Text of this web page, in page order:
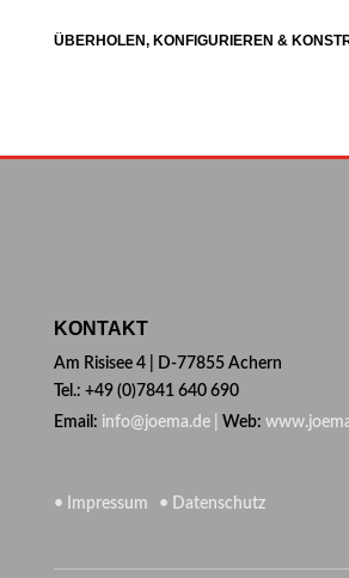
ÜBERHOLEN, KONFIGURIEREN &
KONTAKT
Am Risisee 4 | D-77855 Achern
Tel.: +49 (0)7841 640 690
Email: info@joema.de | Web:
• Impressum • Datenschutz